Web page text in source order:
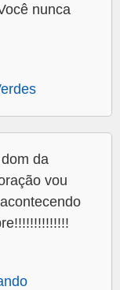
nunca
da
vou